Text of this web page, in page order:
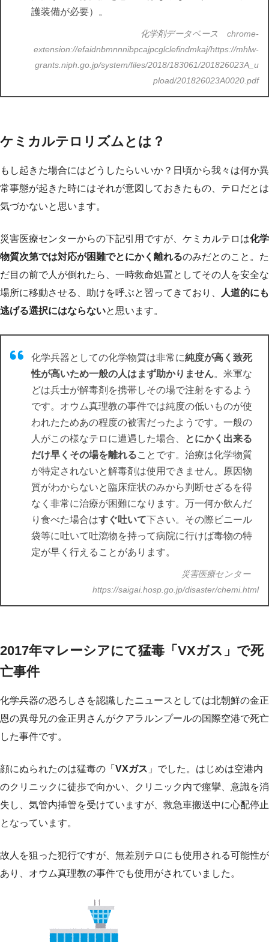
護装備が必要）。
化学剤データベース chrome-
extension://efaidnbmnnnibpcajpcglclefindmkaj/https://mhlw-
grants.niph.go.jp/system/files/2018/183061/201826023A_u
pload/201826023A0020.pdf
ケミカルテロリズムとは？
もし起きた場合にはどうしたらいいか？日頃から我々は何か異
常事態が起きた時にはそれが意図しておきたもの、テロだとは
気づかないと思います。
災害医療センターからの下記引用ですが、ケミカルテロは化学
物質次第では対応が困難でとにかく離れるのみだとのこと。た
だ目の前で人が倒れたら、一時救命処置としてその人を安全な
場所に移動させる、助けを呼ぶと習ってきており、
人道的にも
逃げる選択にはならないと思います。
化学兵器としての化学物質は非常に純度が高く致死
性が高いため一般の人はまず助かりません。米軍な
どは兵士が解毒剤を携帯しその場で注射をするよう
です。オウム真理教の事件では純度の低いものが使
われたためあの程度の被害だったようです。一般の
人がこの様なテロに遭遇した場合、
とにかく出来る
だけ早くその場を離れることです。治療は化学物質
が特定されないと解毒剤は使用できません。原因物
質がわからないと臨床症状のみから判断せざるを得
なく非常に治療が困難になります。万一何か飲んだ
り食べた場合はすぐ吐いて下さい。その際ビニール
袋等に吐いて吐瀉物を持って病院に行けば毒物の特
定が早く行えることがあります。
災害医療センター
https://saigai.hosp.go.jp/disaster/chemi.html
2017年マレーシアにて猛毒「VXガス」で死
亡事件
化学兵器の恐ろしさを認識したニュースとしては北朝鮮の金正
恩の異母兄の金正男さんがクアラルンプールの国際空港で死亡
した事件です。
顔にぬられたのは猛毒の「 VXガス 」でした。はじめは空港内
のクリニックに徒歩で向かい、クリニック内で痙攣、意識を消
失し、気管内挿管を受けていますが、救急車搬送中に心配停止
となっています。
故人を狙った犯行ですが、無差別テロにも使用される可能性が
あり、オウム真理教の事件でも使用がされていました。